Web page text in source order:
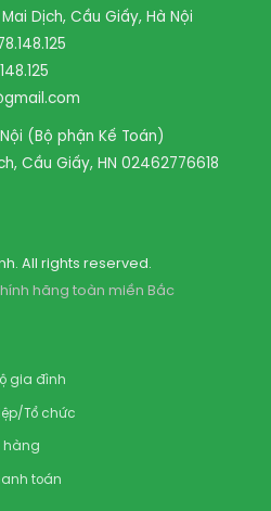
Dịch, Cầu Giấy, Hà Nội
Nội (Bộ phận Kế Toán)
Cầu Giấy, HN 02462776618
All rights reserved.
hãng toàn miền Bắc
gia đình
Tổ chức
hàng
toán